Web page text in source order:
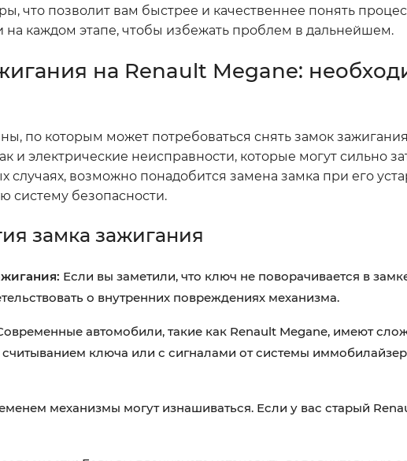
что позволит вам быстрее и качественнее понять
на каждом этапе, чтобы избежать проблем в дальнейшем.
на Renault Megane:
по которым может потребоваться снять замок
и электрические неисправности, которые могут сильно
случаях, возможно понадобится замена замка при его
систему безопасности.
замка зажигания
Если вы заметили, что ключ не поворачивается в
о внутренних повреждениях механизма.
автомобили, такие как Renault Megane, имеют
ключа или с сигналами от системы
механизмы могут изнашиваться. Если у вас старый